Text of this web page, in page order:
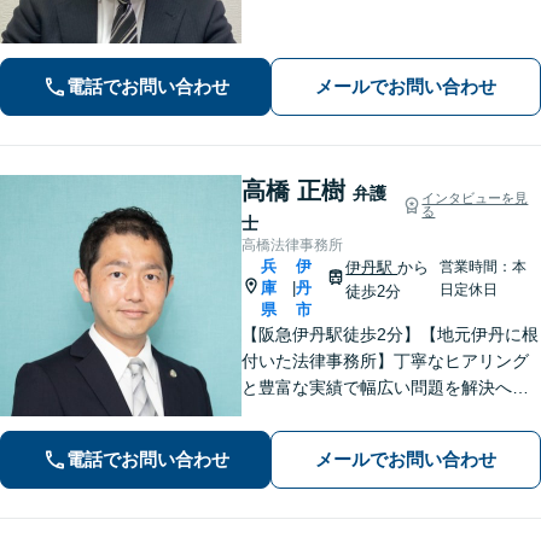
／刑事事件（被害者側も対応）／相続
／離婚問題など。まずはお気軽にご相
談ください
電話でお問い合わせ メールでお問い合わせ
高橋 正樹 弁護
士
インタビューを見
る
高橋法律事務所
兵
庫
県
伊
丹
市
伊丹駅から
徒歩2分
営業時間：本
日定休日
【阪急伊丹駅徒歩2分】【地元伊丹に根
付いた法律事務所】丁寧なヒアリング
と豊富な実績で幅広い問題を解決へ導
請求／面会交流など【相続・遺言】相
続放棄／遺産分割調停など【電話・メ
ール相談初回無料】【休日夜間対応
可】
電話でお問い合わせ メールでお問い合わせ